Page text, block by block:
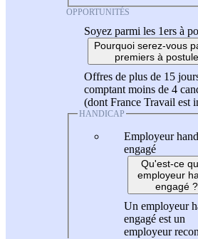
OPPORTUNITÉS
Soyez parmi les 1ers à
Pourquoi serez-vous
premiers à
Offres de plus de 15
comptant moins de 4
(dont France Travail est
HANDICAP
Employeur
engagé
Qu'est-ce
employeur
engagé ?
Un employeur
engagé est un
employeur